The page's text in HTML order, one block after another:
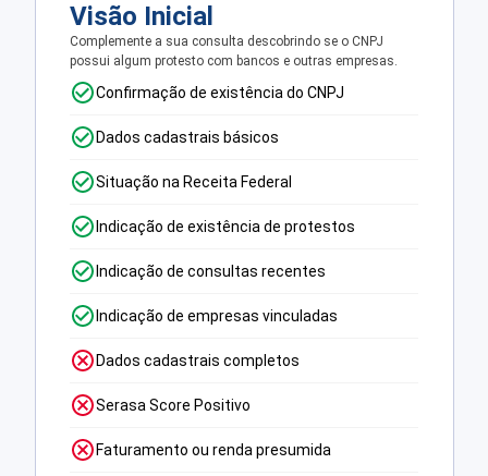
Visão Inicial
Complemente a sua consulta descobrindo se o CNPJ
possui algum protesto com bancos e outras empresas.
Confirmação de existência do CNPJ
Dados cadastrais básicos
Situação na Receita Federal
Indicação de existência de protestos
Indicação de consultas recentes
Indicação de empresas vinculadas
Dados cadastrais completos
Serasa Score Positivo
Faturamento ou renda presumida